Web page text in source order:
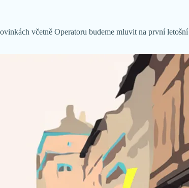
včetně Operatoru budeme mluvit na první letošní